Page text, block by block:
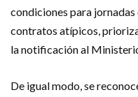
condiciones para
contratos atípicos,
la notificación al
De igual modo, se